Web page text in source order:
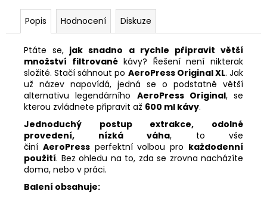
Popis Hodnocení Diskuze
Ptáte se, jak snadno a rychle připravit větší
množství filtrovanékávy? Řešení není nikterak
složité. Stačí sáhnout po AeroPress Original XL. Jak
už název napovídá, jedná se o podstatně větší
alternativu legendárního AeroPress Original, se
kterou zvládnete připravit až 600 ml kávy.
Jednoduchý postup extrakce, odolné
provedení, nízká váha, to vše
činí AeroPress perfektní volbou pro každodenní
použití. Bez ohledu na to, zda se zrovna nacházíte
doma, nebo v práci.
Balení obsahuje:
BRASIL
MINAS
GERAIS
-
ZRNKOVÁ
KÁVA
210
Kč